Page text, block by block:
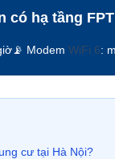
có hạ tầng
📡 Modem WiFi 6:
cư tại Hà Nội?